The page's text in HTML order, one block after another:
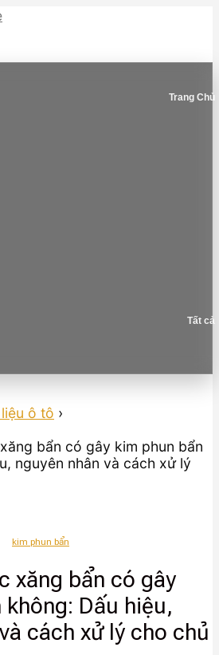
Trang Chủ
Tất cả
ô tô ›
bẩn có gây kim phun bẩn
nguyên nhân và cách xử lý
kim phun bẩn
xăng bẩn có gây
Dấu hiệu,
cách xử lý cho chủ